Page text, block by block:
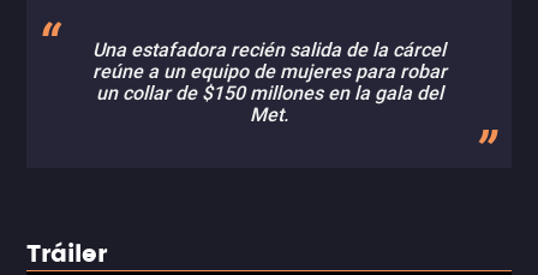
Una estafadora recién salida de la cárcel
reúne a un equipo de mujeres para robar
un collar de $150 millones en la gala del
Met.
Tráiler